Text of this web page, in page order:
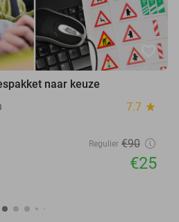
favorite_border
naar keuze
7.7 star
Regulier €90
€25